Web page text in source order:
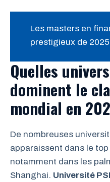
Les masters en
prestigieux de
Quelles
dominent le
mondial en
De nombreuses
apparaissent dans le
notamment dans les
Shanghai. Université